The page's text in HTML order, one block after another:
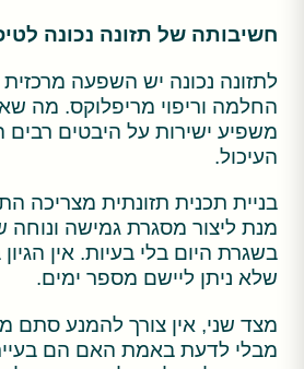
חשיבותה של תזונה נכונה
לתזונה נכונה יש השפעה
החלמה וריפוי מריפלוקס. מה
משפיע ישירות על היבטים
העיכול.
בניית תכנית תזונתית מצריכה
מנת ליצור מסגרת גמישה
בשגרת היום בלי בעיות. אין
שלא ניתן ליישם מספר ימים.
מצד שני, אין צורך להמנע סתם
מבלי לדעת באמת האם הם